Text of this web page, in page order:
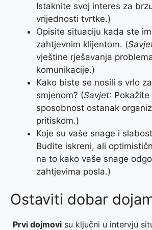
Istaknite svoj interes za
vrijednosti tvrtke.)
Opisite situaciju kada ste
zahtjevnim klijentom. (
vještine rješavanja
komunikacije.)
Kako biste se nosili s vrlo
smjenom? (Savjet: Pokažite
sposobnost ostanak
pritiskom.)
Koje su vaše snage i
Budite iskreni, ali
na to kako vaše snage
zahtjevima posla.)
Ostaviti dobar
Prvi dojmovi su ključni u intervju